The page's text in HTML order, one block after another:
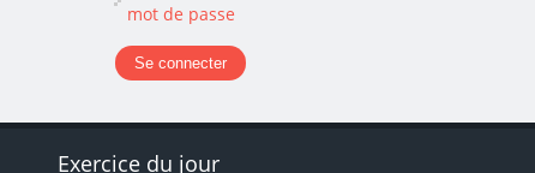
mot de passe
Exercice du jour